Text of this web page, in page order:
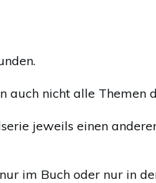
auch nicht alle Themen
jeweils einen
im Buch oder nur in